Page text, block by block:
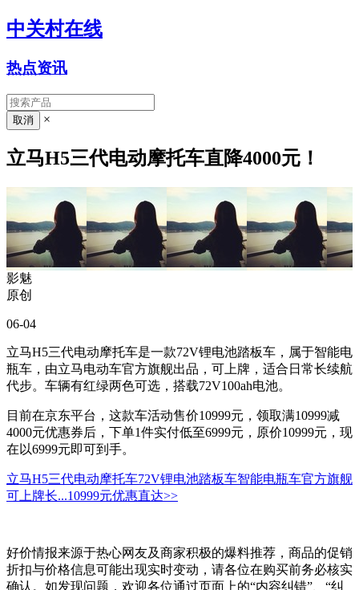
中关村在线
热点资讯
×
立马H5三代电动摩托车直降4000元！
影魅
原创
06-04
立马H5三代电动摩托车是一款72V锂电池踏板车，属于智能电
瓶车，由立马电动车官方旗舰出品，可上牌，适合日常长续航
代步。车辆有红绿两色可选，搭载72V100ah电池。
目前在京东平台，这款车活动售价10999元，领取满10999减
4000元优惠券后，下单1件实付低至6999元，原价10999元，现
在以6999元即可到手。
立马H5三代电动摩托车72V锂电池踏板车智能电瓶车官方旗舰
可上牌长...10999元优惠直达>>
好价情报来源于热心网友及商家积极的爆料推荐，商品的促销
折扣与价格信息可能出现实时变动，请各位在购买前务必核实
确认。如发现问题，欢迎各位通过页面上的“内容纠错”、“纠